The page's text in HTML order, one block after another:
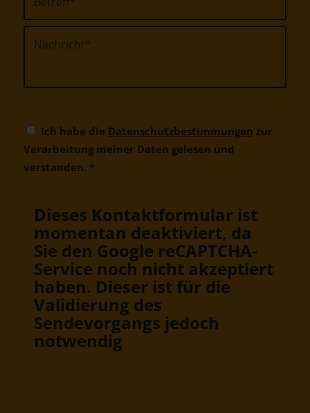
Ich habe die Datenschutzbestimmungen zur
Verarbeitung meiner Daten gelesen und
verstanden. *
Dieses Kontaktformular ist
momentan deaktiviert, da
Sie den Google reCAPTCHA-
Service noch nicht akzeptiert
haben. Dieser ist für die
Validierung des
Sendevorgangs jedoch
notwendig